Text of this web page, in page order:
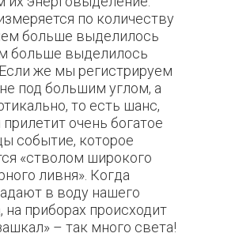
по количеству
больше выделилось
больше выделилось
же мы регистрируем
под большим углом, а
то есть шанс,
очень богатое
событие, которое
«стволом широкого
ливня». Когда
в воду нашего
на приборах происходит
– так много света!